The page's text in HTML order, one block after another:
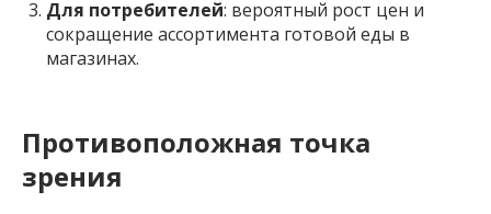
Для потребителей: вероятный рост цен и
сокращение ассортимента готовой еды в
магазинах.
Противоположная точка
зрения